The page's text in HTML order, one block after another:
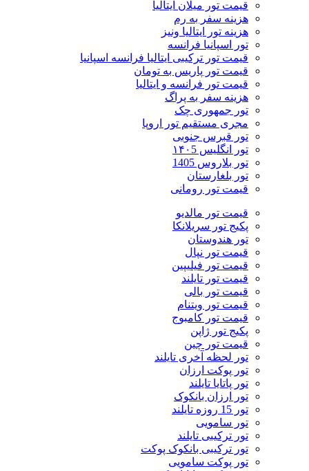
قیمت تور میلان ایتالیا
هزینه سفر به رم
هزینه تور ایتالیا ونیز
تور اسپانیا فرانسه
قیمت تور ترکیبی ایتالیا فرانسه اسپانیا
قیمت تور پاریس به تومان
قیمت تور فرانسه و ایتالیا
هزینه سفر به پراگ
تور جمهوری چک
مجری مستقیم تور اروپا
تور قبرس جنوبی
تور انگلیس ۱۴۰5
تور بلاروس 1405
تور بلغارستان
قیمت تور رومانی
قیمت تور مالدیو
پکیج تور سریلانکا
تور هندوستان
قیمت تور نپال
قیمت تور فیلیپین
قیمت تور تایلند
قیمت تور بالی
قیمت تور ویتنام
قیمت تور کامبوج
پکیج تور ژاپن
قیمت تور چین
تور لحظه آخری تایلند
تور پوکت ارزان
تور پاتايا تايلند
تور ارزان بانکوک
تور 15 روزه تایلند
تور سامویی
تور ترکیبی تایلند
تور ترکیبی بانکوک پوکت
تور پوکت سامویی